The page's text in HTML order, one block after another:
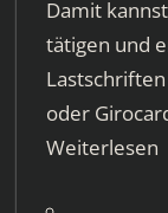
Damit
tätigen und
oder
Weiterlesen